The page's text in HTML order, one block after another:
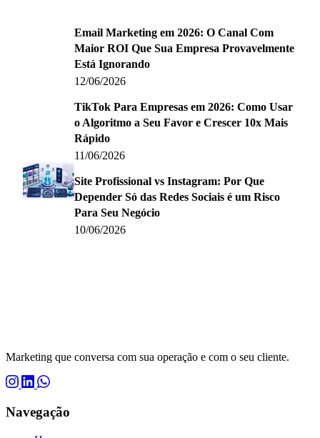
Email Marketing em 2026: O Canal Com
Maior ROI Que Sua Empresa Provavelmente
Está Ignorando
12/06/2026
TikTok Para Empresas em 2026: Como Usar
o Algoritmo a Seu Favor e Crescer 10x Mais
Rápido
11/06/2026
Site Profissional vs Instagram: Por Que
Depender Só das Redes Sociais é um Risco
Para Seu Negócio
10/06/2026
Marketing que conversa com sua operação e com o seu cliente.
Navegação